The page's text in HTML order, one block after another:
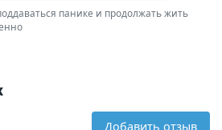
панике и продолжать жить
Добавить отзыв